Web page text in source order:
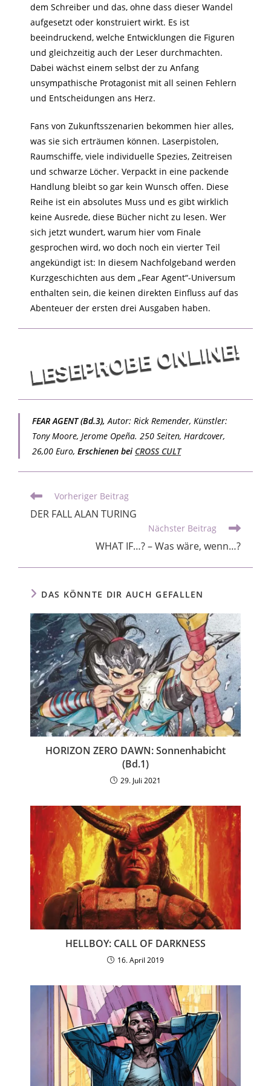
dem Schreiber und das, ohne dass dieser Wandel
aufgesetzt oder konstruiert wirkt. Es ist
beeindruckend, welche Entwicklungen die Figuren
und gleichzeitig auch der Leser durchmachten.
Dabei wächst einem selbst der zu Anfang
unsympathische Protagonist mit all seinen Fehlern
und Entscheidungen ans Herz.
Fans von Zukunftsszenarien bekommen hier alles,
was sie sich erträumen können. Laserpistolen,
Raumschiffe, viele individuelle Spezies, Zeitreisen
und schwarze Löcher. Verpackt in eine packende
Handlung bleibt so gar kein Wunsch offen. Diese
Reihe ist ein absolutes Muss und es gibt wirklich
keine Ausrede, diese Bücher nicht zu lesen. Wer
sich jetzt wundert, warum hier vom Finale
gesprochen wird, wo doch noch ein vierter Teil
angekündigt ist: In diesem Nachfolgeband werden
Kurzgeschichten aus dem „Fear Agent“-Universum
enthalten sein, die keinen direkten Einfluss auf das
Abenteuer der ersten drei Ausgaben haben.
FEAR AGENT (Bd.3), Autor: Rick Remender, Künstler:
Tony Moore, Jerome Opeña. 250 Seiten, Hardcover,
26,00 Euro, Erschienen bei CROSS CULT
Vorheriger Beitrag
DER FALL ALAN TURING
Nächster Beitrag
WHAT IF…? – Was wäre, wenn…?
DAS KÖNNTE DIR AUCH GEFALLEN
HORIZON ZERO DAWN: Sonnenhabicht
(Bd.1)
29. Juli 2021
HELLBOY: CALL OF DARKNESS
16. April 2019